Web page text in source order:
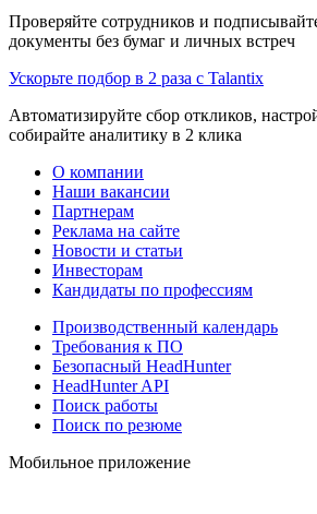
Проверяйте сотрудников и
документы без бумаг и личных встреч
Ускорьте подбор в 2 раза с Talantix
Автоматизируйте сбор откликов,
собирайте аналитику в 2 клика
О компании
Наши вакансии
Партнерам
Реклама на сайте
Новости и статьи
Инвесторам
Кандидаты по профессиям
Производственный календарь
Требования к ПО
Безопасный HeadHunter
HeadHunter API
Поиск работы
Поиск по резюме
Мобильное приложение